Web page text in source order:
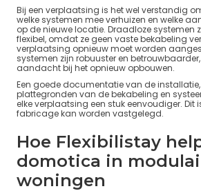
Bij een verplaatsing is het wel verstandig
welke systemen mee verhuizen en welke
op de nieuwe locatie. Draadloze systemen
flexibel, omdat ze geen vaste bekabeling
verplaatsing opnieuw moet worden
systemen zijn robuuster en
aandacht bij het opnieuw opbouwen.
Een goede documentatie van de
plattegronden van de bekabeling en
elke verplaatsing een stuk eenvoudiger. Dit
fabricage kan worden vastgelegd.
Hoe Flexibilistay
domotica in
woningen